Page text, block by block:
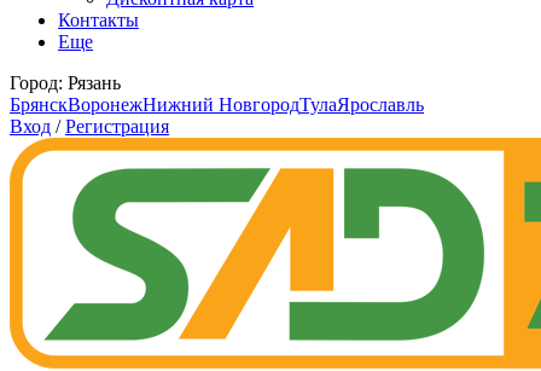
Контакты
Еще
Город: Рязань
БрянскВоронежНижний НовгородТулаЯрославль
Вход / Регистрация